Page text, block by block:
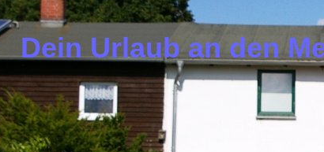
Dein Urlaub an den